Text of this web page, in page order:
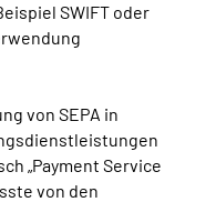
SWIFT oder
von SEPA in
„Payment Service
von den